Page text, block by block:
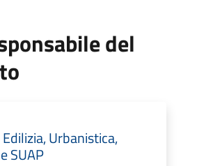
del
Urbanistica,
SUAP